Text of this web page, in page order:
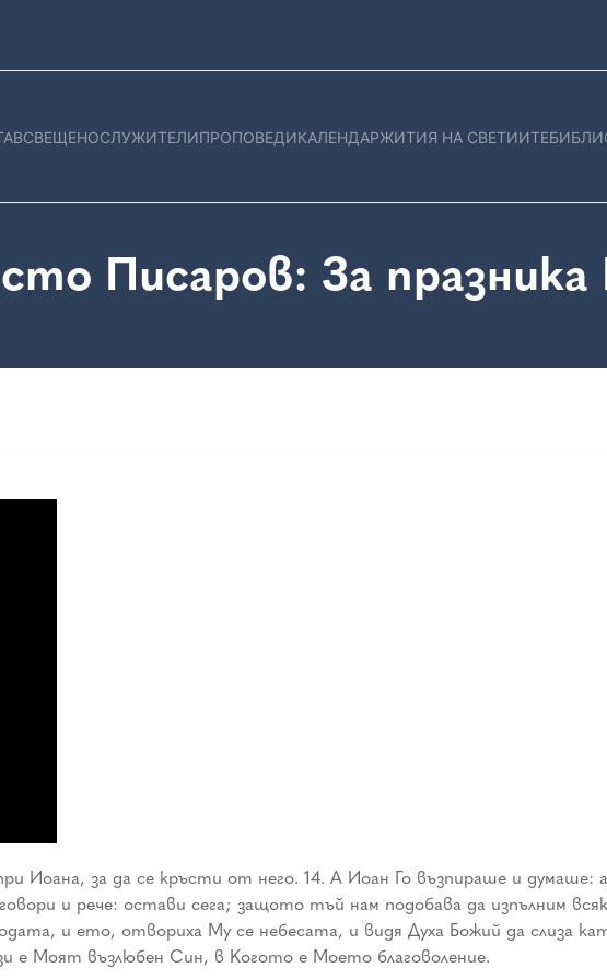
СВЕЩЕНОСЛУЖИТЕЛИПРОПОВЕДИКАЛЕНДАРЖИТИЯ НА СВЕТИИТЕ
Писаров: За празника
Иоана, за да се кръсти от него. 14. А Иоан Го възпираше и
и рече: остави сега; защото тъй нам подобава да изпълним
и ето, отвориха Му се небесата, и видя Духа Божий да слиза
е Моят възлюбен Син, в Когото е Моето благоволение.